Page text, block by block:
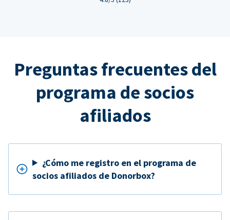
Preguntas frecuentes del
programa de socios
afiliados
¿Cómo me registro en el programa de
socios afiliados de Donorbox?